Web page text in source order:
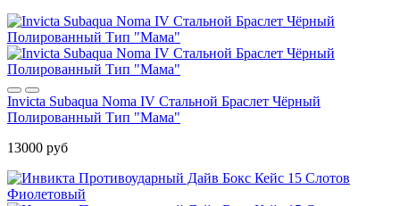
Invicta Subaqua Noma IV Стальной Браслет Чёрный
Полированный Тип "Мама"
13000 руб